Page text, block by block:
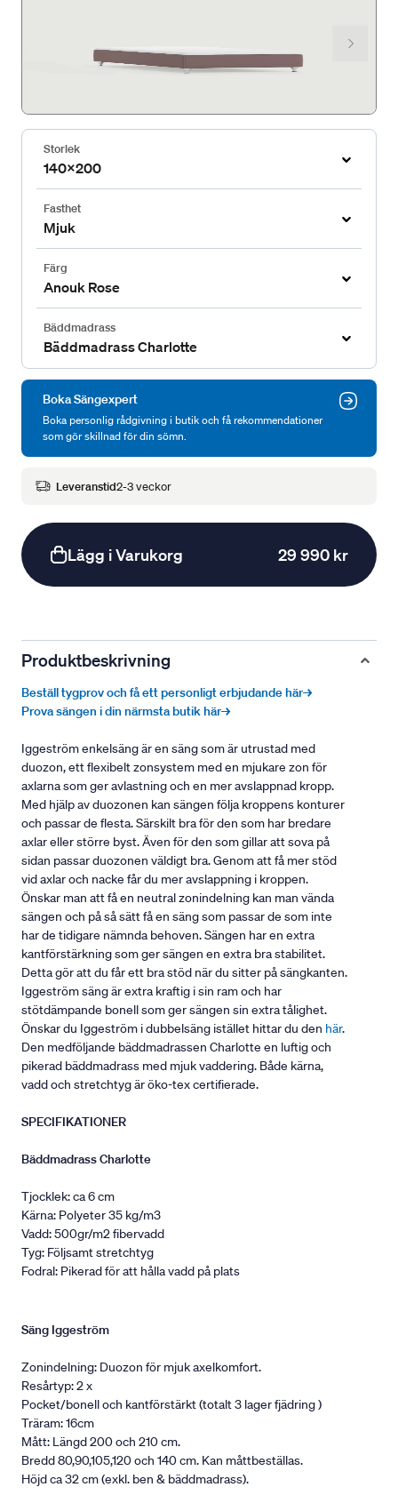
Storlek
140x200
Fasthet
Mjuk
Färg
Anouk Rose
Bäddmadrass
Bäddmadrass Charlotte
Boka Sängexpert
Boka personlig rådgivning i butik och få rekommendationer
som gör skillnad för din sömn.
Leveranstid2-3 veckor
Lägg i Varukorg 29 990 kr
Produktbeskrivning
Beställ tygprov och få ett personligt erbjudande här→
Prova sängen i din närmsta butik här→
Iggeström enkelsäng är en säng som är utrustad med
duozon, ett flexibelt zonsystem med en mjukare zon för
axlarna som ger avlastning och en mer avslappnad kropp.
Med hjälp av duozonen kan sängen följa kroppens konturer
och passar de flesta. Särskilt bra för den som har bredare
axlar eller större byst. Även för den som gillar att sova på
sidan passar duozonen väldigt bra. Genom att få mer stöd
vid axlar och nacke får du mer avslappning i kroppen.
Önskar man att få en neutral zonindelning kan man vända
sängen och på så sätt få en säng som passar de som inte
har de tidigare nämnda behoven. Sängen har en extra
kantförstärkning som ger sängen en extra bra stabilitet.
Detta gör att du får ett bra stöd när du sitter på sängkanten.
Iggeström säng är extra kraftig i sin ram och har
stötdämpande bonell som ger sängen sin extra tålighet.
Önskar du Iggeström i dubbelsäng istället hittar du den här.
Den medföljande bäddmadrassen Charlotte en luftig och
pikerad bäddmadrass med mjuk vaddering. Både kärna,
vadd och stretchtyg är öko-tex certifierade.
SPECIFIKATIONER
Bäddmadrass Charlotte
Tjocklek: ca 6 cm
Kärna: Polyeter 35 kg/m3
Vadd: 500gr/m2 fibervadd
Tyg: Följsamt stretchtyg
Fodral: Pikerad för att hålla vadd på plats
Säng Iggeström
Zonindelning: Duozon för mjuk axelkomfort.
Resårtyp: 2 x
Pocket/bonell och kantförstärkt (totalt 3 lager fjädring )
Träram: 16cm
Mått: Längd 200 och 210 cm.
Bredd 80,90,105,120 och 140 cm. Kan måttbeställas.
Höjd ca 32 cm (exkl. ben & bäddmadrass).